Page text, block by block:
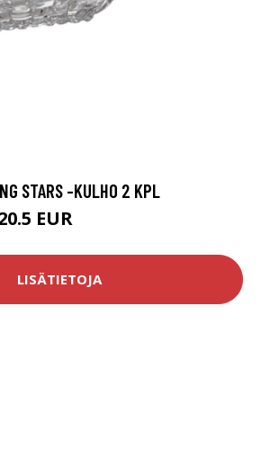
STARS -KULHO 2 KPL
EUR
LISÄTIETOJA